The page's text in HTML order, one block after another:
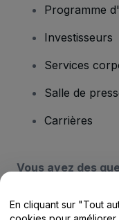
Programme
Investisseurs
Services
Salle de
Carrières
Vous avez des
Centre
En cliquant sur "Tout